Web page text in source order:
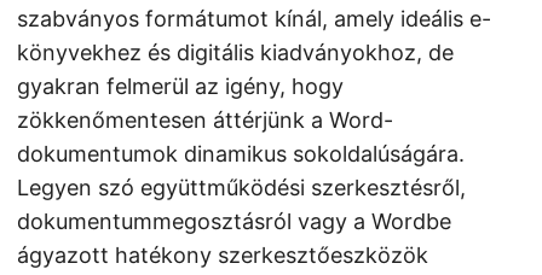
szabványos formátumot kínál, amely ideális e-
könyvekhez és digitális kiadványokhoz, de
gyakran felmerül az igény, hogy
zökkenőmentesen áttérjünk a Word-
dokumentumok dinamikus sokoldalúságára.
Legyen szó együttműködési szerkesztésről,
dokumentummegosztásról vagy a Wordbe
ágyazott hatékony szerkesztőeszközök